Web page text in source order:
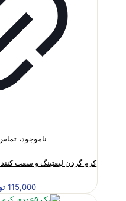
ناموجود،
کرم گردن لیفتینگ و سفت
115,000